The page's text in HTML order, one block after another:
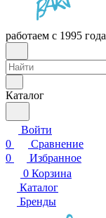
работаем с 1995 года
Каталог
Войти
0
Сравнение
0
Избранное
0 Корзина
Каталог
Бренды